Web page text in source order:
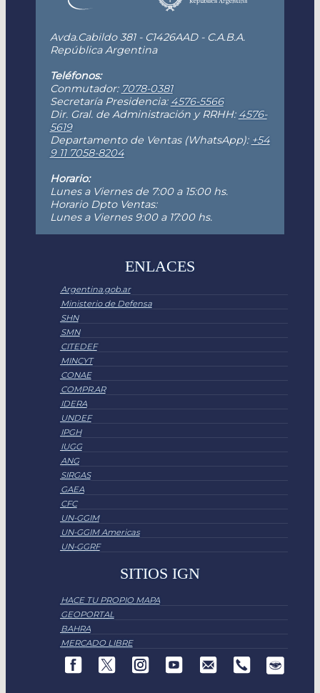
Avda.Cabildo 381 - C1426AAD - C.A.B.A.
República Argentina
Teléfonos:
Conmutador: 7078-0381
Secretaría Presidencia: 4576-5566
Dir. Gral. de Administración y RRHH: 4576-
5619
Departamento de Ventas (WhatsApp): +54
9 11 7058-8204
Horario:
Lunes a Viernes de 7:00 a 15:00 hs.
Horario Dpto Ventas:
Lunes a Viernes 9:00 a 17:00 hs.
ENLACES
Argentina.gob.ar
Ministerio de Defensa
SHN
SMN
CITEDEF
MINCYT
CONAE
COMPR.AR
IDERA
UNDEF
IPGH
IUGG
ANG
SIRGAS
GAEA
CFC
UN-GGIM
UN-GGIM Americas
UN-GGRF
SITIOS IGN
HACE TU PROPIO MAPA
GEOPORTAL
BAHRA
MERCADO LIBRE